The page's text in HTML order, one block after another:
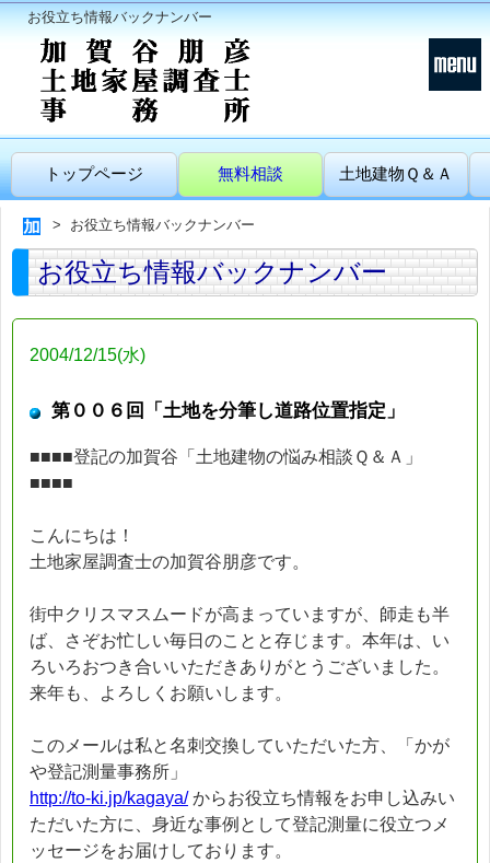
お役立ち情報バックナンバー
トップページ 無料相談 土地建物Ｑ＆Ａ
お役立ち情報バックナンバー
お役立ち情報バックナンバー
2004/12/15(水)
第００６回「土地を分筆し道路位置指定」
■■■■登記の加賀谷「土地建物の悩み相談Ｑ＆Ａ」
■■■■
こんにちは！
土地家屋調査士の加賀谷朋彦です。
街中クリスマスムードが高まっていますが、師走も半
ば、さぞお忙しい毎日のことと存じます。本年は、い
ろいろおつき合いいただきありがとうございました。
来年も、よろしくお願いします。
このメールは私と名刺交換していただいた方、「かが
や登記測量事務所」
http://to-ki.jp/kagaya/からお役立ち情報をお申し込みい
ただいた方に、身近な事例として登記測量に役立つメ
ッセージをお届けしております。